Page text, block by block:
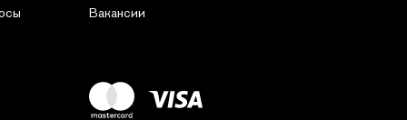
Вакансии